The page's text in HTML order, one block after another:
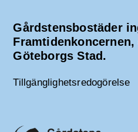
Gårdstensbostäder
Framtidenkoncernen,
Göteborgs Stad.
Tillgänglighetsredogörelse